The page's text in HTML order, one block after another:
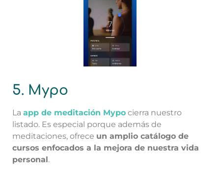
5. Mypo
La app de meditación Mypo cierra nuestro
listado. Es especial porque además de
meditaciones, ofrece un amplio catálogo de
cursos enfocados a la mejora de nuestra vida
personal .